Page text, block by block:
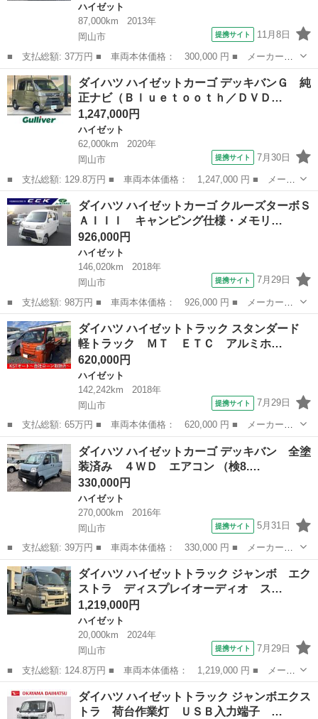
ハイゼット
87,000km
2013年
岡山市
提携サイト 11月8日
■ 支払総額: 37万円 ■ 車両本体価格： 300,000 円 ■ メーカー
名： ダイハツ ■ 車種名： ハイゼットカーゴ ■ グレード名：
クルーズ ■ 排気量： 660cc ■ ドア枚数： 5D ■ ミッション：
M...
岡山 岡山市 ハイゼット
ダイハツ ハイゼットカーゴ デッキバンＧ 純
正ナビ（Ｂｌｕｅｔｏｏｔｈ／ＤＶＤ…
1,247,000円
ハイゼット
62,000km
2020年
岡山市
提携サイト 7月30日
■ 支払総額: 129.8万円 ■ 車両本体価格： 1,247,000 円 ■ メーカ
ー名： ダイハツ ■ 車種名： ハイゼットカーゴ ■ グレード
名： デッキバンＧ 純正ナビ（Ｂｌｕｅｔｏｏｔｈ／ＤＶＤ／フル
セグＴＶ） ...
岡山 岡山市 ハイゼット
ダイハツ ハイゼットカーゴ クルーズターボＳ
ＡＩＩＩ キャンピング仕様・メモリ…
926,000円
ハイゼット
146,020km
2018年
岡山市
提携サイト 7月29日
■ 支払総額: 98万円 ■ 車両本体価格： 926,000 円 ■ メーカー
名： ダイハツ ■ 車種名： ハイゼットカーゴ ■ グレード名：
クルーズターボＳＡＩＩＩ キャンピング仕様・メモリーナビ・フル
セグ・ＣＤ／ＤＶ...
岡山 岡山市 ハイゼット
ダイハツ ハイゼットトラック スタンダード
軽トラック ＭＴ ＥＴＣ アルミホ…
620,000円
ハイゼット
142,242km
2018年
岡山市
提携サイト 7月29日
■ 支払総額: 65万円 ■ 車両本体価格： 620,000 円 ■ メーカー
名： ダイハツ ■ 車種名： ハイゼットトラック ■ グレード
名： スタンダード 軽トラック ＭＴ ＥＴＣ アルミホイール
エアコン パワーステ...
岡山 岡山市 ハイゼット
ダイハツ ハイゼットカーゴ デッキバン 全塗
装済み ４ＷＤ エアコン （検8.…
330,000円
ハイゼット
270,000km
2016年
岡山市
提携サイト 5月31日
■ 支払総額: 39万円 ■ 車両本体価格： 330,000 円 ■ メーカー
名： ダイハツ ■ 車種名： ハイゼットカーゴ ■ グレード名：
デッキバン 全塗装済み ４ＷＤ エアコン ■ 排気量： 660cc ■
ドア枚...
岡山 岡山市 ハイゼット
ダイハツ ハイゼットトラック ジャンボ エク
ストラ ディスプレイオーディオ ス…
1,219,000円
ハイゼット
20,000km
2024年
岡山市
提携サイト 7月29日
■ 支払総額: 124.8万円 ■ 車両本体価格： 1,219,000 円 ■ メーカ
ー名： ダイハツ ■ 車種名： ハイゼットトラック ■ グレード
名： ジャンボ エクストラ ディスプレイオーディオ スマートア
シスト 衝...
岡山 岡山市 ハイゼット
ダイハツ ハイゼットトラック ジャンボエクス
トラ 荷台作業灯 ＵＳＢ入力端子 …